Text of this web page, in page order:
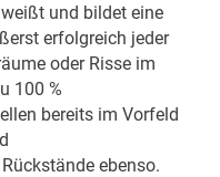
und bildet eine
erfolgreich jeder
oder Risse im
100 %
bereits im Vorfeld
ebenso.